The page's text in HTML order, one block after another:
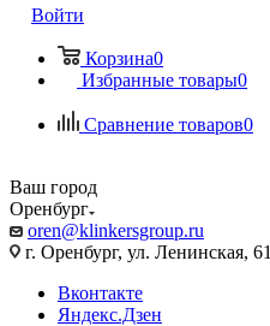
Войти
Корзина0
Избранные товары0
Сравнение товаров0
Ваш город
Оренбург
oren@klinkersgroup.ru
г. Оренбург, ул. Ленинская, 61
Вконтакте
Яндекс.Дзен